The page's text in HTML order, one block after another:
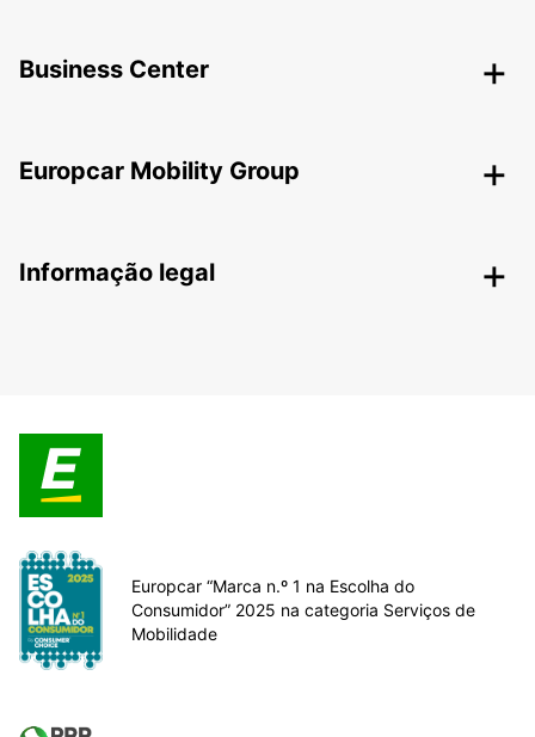
Business Center
Europcar Mobility Group
Informação legal
Europcar “Marca n.º 1 na Escolha do
Consumidor” 2025 na categoria Serviços de
Mobilidade